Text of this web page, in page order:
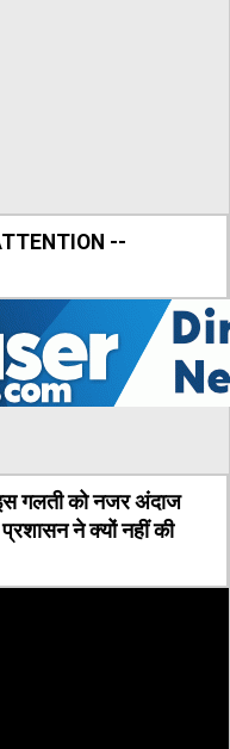
--
गलती को नजर अंदाज
ने क्यों नहीं की